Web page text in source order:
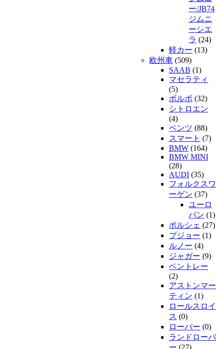
ー/JB74
ジムニ
ーシエ
ラ (24)
軽カー (13)
欧州車 (509)
SAAB (1)
マセラティ
(5)
ボルボ (32)
シトロエン
(4)
ベンツ (88)
スマート (7)
BMW (164)
BMW MINI
(28)
AUDI (35)
フォルクスワ
ーゲン (37)
ユーロ
バン (1)
ポルシェ (27)
プジョー (1)
ルノー (4)
ジャガー (9)
ベントレー
(2)
アストンマー
ティン (1)
ロールスロイ
ス (0)
ローバー (0)
ランドローバ